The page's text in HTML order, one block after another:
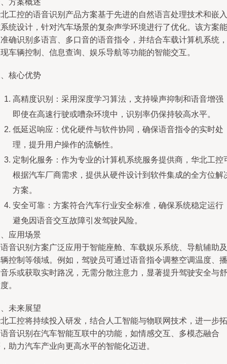
方案概述
工控的语音识别产品方案基于先进的自然语言处理技术和嵌入
统设计，针对汽车场景的复杂声学环境进行了优化。该方案能
确识别多语言、多口音的语音指令，并结合车载计算机系统，
车辆控制、信息查询、娱乐导航等功能的智能交互。
核心优势
高精度识别：采用深度学习算法，支持噪声抑制和语音增强
即使在高速行驶或嘈杂环境中，识别率仍保持较高水平。
低延迟响应：优化硬件与软件协同，确保语音指令的实时处
理，提升用户操作的流畅性。
定制化服务：作为专业的计算机系统服务提供商，华北工控
根据汽车厂商需求，提供从硬件设计到软件集成的全方位解
方案。
安全可靠：方案符合汽车行业安全标准，确保系统稳定运行
避免因语音交互故障引发驾驶风险。
应用场景
音识别方案广泛应用于智能座舱、车载娱乐系统、导航辅助及
控制等领域。例如，驾驶员可通过语音指令调整空调温度、播
乐或获取实时路况，无需分散注意力，显著提升驾驶安全与舒
。
未来展望
工控将持续投入研发，结合人工智能与物联网技术，进一步拓
音识别在汽车智能互联中的功能，如情感交互、多模态融合
助力汽车产业向更高水平的智能化迈进。